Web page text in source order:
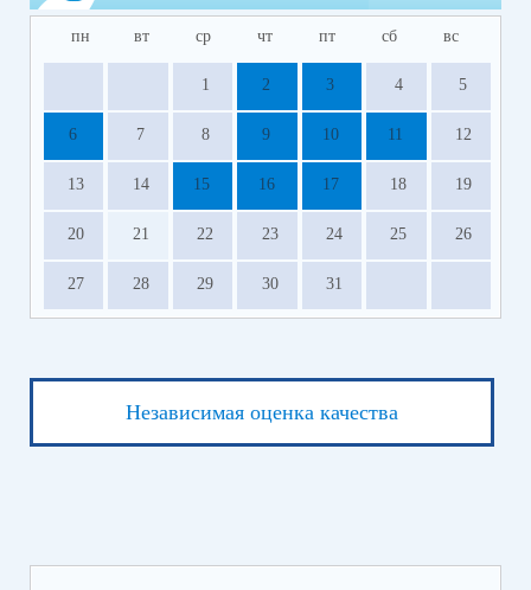
пн вт ср чт пт сб вс
1 2 3 4 5
6 7 8 9 10 11 12
13 14 15 16 17 18 19
20 21 22 23 24 25 26
27 28 29 30 31
Независимая оценка качества